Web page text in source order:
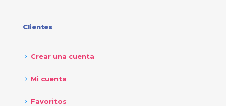
Clientes
Crear una cuenta
Mi cuenta
Favoritos